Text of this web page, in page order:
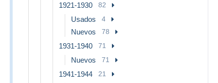
1921-1930 82
Usados 4
Nuevos 78
1931-1940 71
Nuevos 71
1941-1944 21